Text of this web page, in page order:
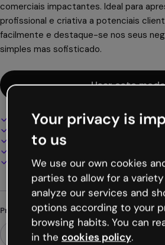
comerciais impactantes. Ideal para
profissional e criativa a potenciais
facilmente e destaque-se nos seus
simples mas sofisticado.
Usar este
Design interativo e animado
100% personalizável
Adicione áudio, vídeo e multimídia
Baixe em PDF, MP4 e outros formatos
Procurando algo diferente?
Your privacy is
to us
We use our own cookies
parties to allow for a
analyze our services and
options according to your
browsing habits. You can
in the cookies policy.